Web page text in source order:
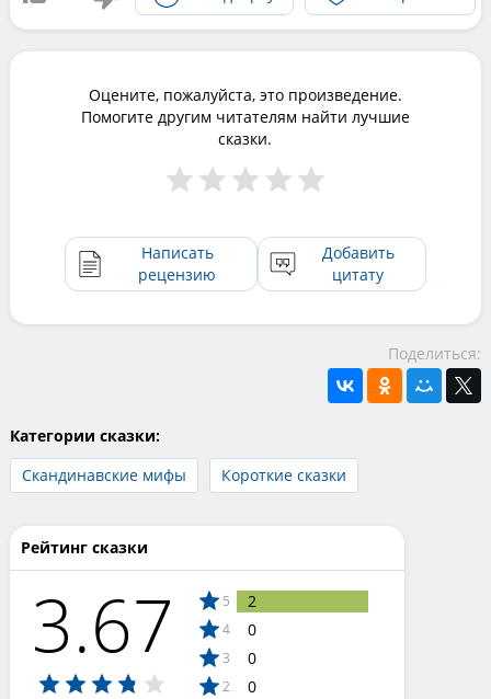
Оцените, пожалуйста, это произведение.
Помогите другим читателям найти лучшие
сказки.
Написать
рецензию
Добавить
цитату
Поделиться:
Категории сказки:
Скандинавские мифы
Короткие сказки
Рейтинг сказки
3.67 5 2
4 0
3 0
2 0